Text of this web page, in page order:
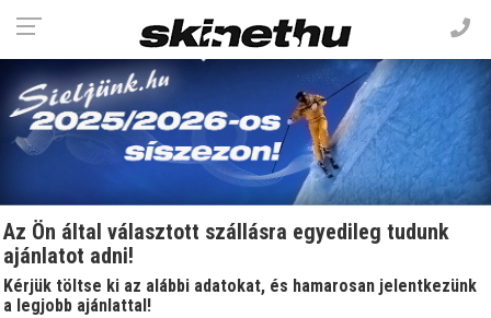
Az Ön által választott szállásra egyedileg tudunk
ajánlatot adni!
Kérjük töltse ki az alábbi adatokat, és hamarosan jelentkezünk
a legjobb ajánlattal!